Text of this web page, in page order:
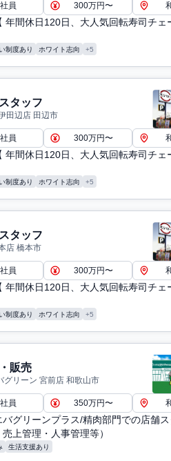
員 300万円〜
年間休日120日、大人気回転寿司チェ
制度あり ホワイト志向 +5
タッフ
田辺店 田辺市
員 300万円〜
年間休日120日、大人気回転寿司チェ
制度あり ホワイト志向 +5
タッフ
店 橋本市
員 300万円〜
年間休日120日、大人気回転寿司チェ
制度あり ホワイト志向 +5
販売
グリーン 宮前店 和歌山市
員 350万円〜
バグリーンプラス/精肉部門での店舗
上管理・人事管理等）
生活支援あり